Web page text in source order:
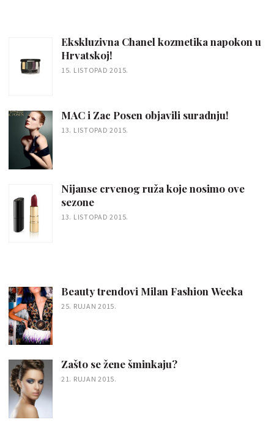
Ekskluzivna Chanel kozmetika napokon u
Hrvatskoj!
15. LISTOPAD 2015.
MAC i Zac Posen objavili suradnju!
13. LISTOPAD 2015.
Nijanse crvenog ruža koje nosimo ove
sezone
13. LISTOPAD 2015.
Beauty trendovi Milan Fashion Weeka
25. RUJAN 2015.
Zašto se žene šminkaju?
21. RUJAN 2015.